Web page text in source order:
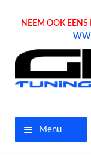
NEEM OOK EENS
Menu